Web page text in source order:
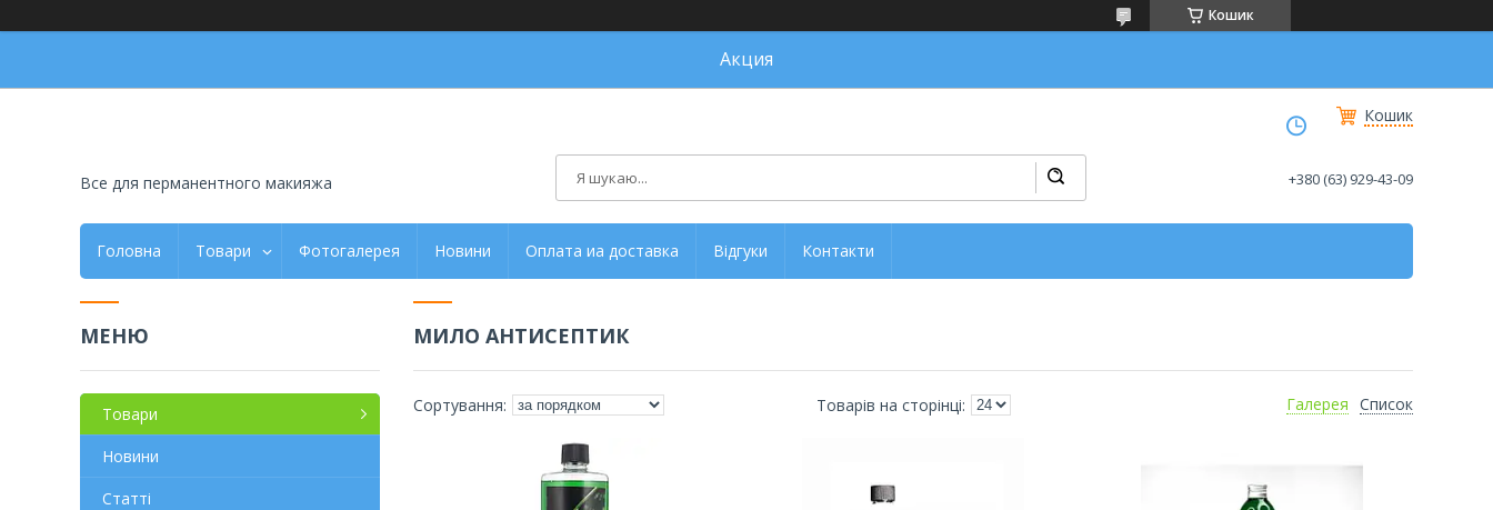
Кошик
Акция
Кошик
Все для перманентного макияжа +380 (63) 929-43-09
Головна Товари Фотогалерея Новини Оплата иа доставка Відгуки Контакти
МИЛО АНТИСЕПТИК
Галерея Список
Товари
Новини
Статті